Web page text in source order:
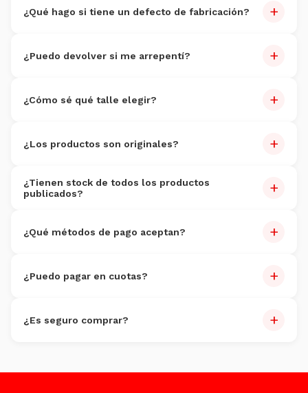
¿Qué hago si tiene un defecto de fabricación? +
dentro de 30 días.
¿Puedo devolver si me arrepentí? +
por cuenta del cliente.
¿Cómo sé qué talle elegir? +
WhatsApp al3816095352.
¿Los productos son originales? +
¿Tienen stock de todos los productos
publicados?
+
¿Qué métodos de pago aceptan? +
Mercado Pago y efectivo en sucursales.
¿Puedo pagar en cuotas? +
¿Es seguro comprar? +